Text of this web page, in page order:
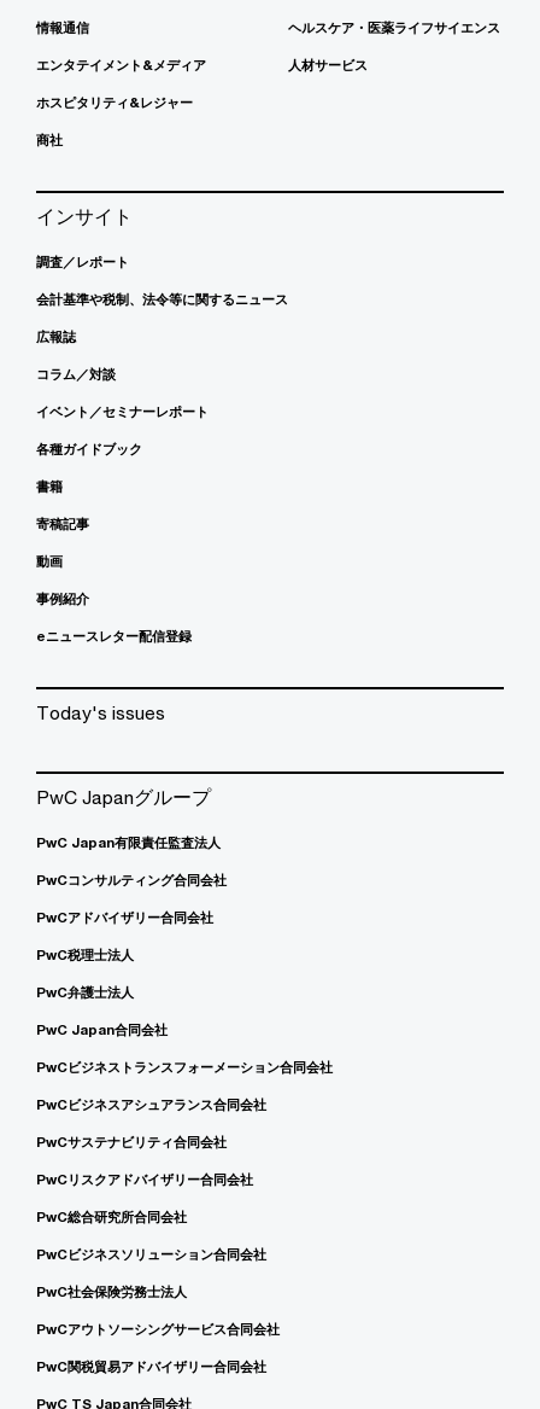
情報通信
エンタテイメント&メディア
ホスピタリティ&レジャー
商社
ヘルスケア・医薬ライフサイエンス
人材サービス
インサイト
調査／レポート
会計基準や税制、法令等に関するニュース
広報誌
コラム／対談
イベント／セミナーレポート
各種ガイドブック
書籍
寄稿記事
動画
事例紹介
eニュースレター配信登録
Today's issues
PwC Japanグループ
PwC Japan有限責任監査法人
PwCコンサルティング合同会社
PwCアドバイザリー合同会社
PwC税理士法人
PwC弁護士法人
PwC Japan合同会社
PwCビジネストランスフォーメーション合同会社
PwCビジネスアシュアランス合同会社
PwCサステナビリティ合同会社
PwCリスクアドバイザリー合同会社
PwC総合研究所合同会社
PwCビジネスソリューション合同会社
PwC社会保険労務士法人
PwCアウトソーシングサービス合同会社
PwC関税貿易アドバイザリー合同会社
PwC TS Japan合同会社